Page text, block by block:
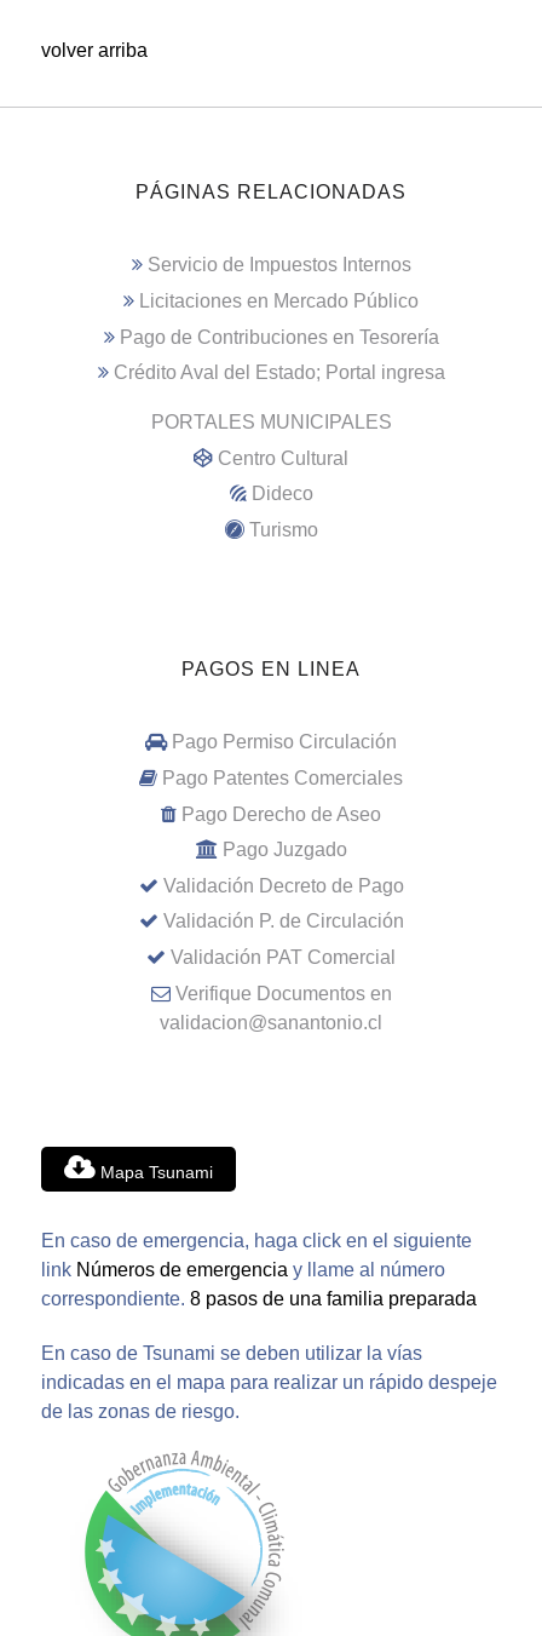
volver arriba
PÁGINAS RELACIONADAS
Servicio de Impuestos Internos
Licitaciones en Mercado Público
Pago de Contribuciones en Tesorería
Crédito Aval del Estado; Portal ingresa
PORTALES MUNICIPALES
Centro Cultural
Dideco
Turismo
PAGOS EN LINEA
Pago Permiso Circulación
Pago Patentes Comerciales
Pago Derecho de Aseo
Pago Juzgado
Validación Decreto de Pago
Validación P. de Circulación
Validación PAT Comercial
Verifique Documentos en
validacion@sanantonio.cl
Mapa Tsunami
En caso de emergencia, haga click en el siguiente
link Números de emergencia y llame al número
correspondiente. 8 pasos de una familia preparada
En caso de Tsunami se deben utilizar la vías
indicadas en el mapa para realizar un rápido despeje
de las zonas de riesgo.